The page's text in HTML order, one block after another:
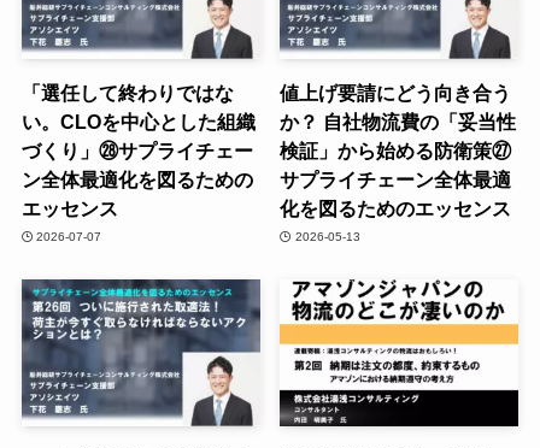
「選任して終わりではな
い。CLOを中心とした組織
づくり」㉘サプライチェー
ン全体最適化を図るための
エッセンス
2026-07-07
値上げ要請にどう向き合う
か？ 自社物流費の「妥当性
検証」から始める防衛策㉗
サプライチェーン全体最適
化を図るためのエッセンス
2026-05-13